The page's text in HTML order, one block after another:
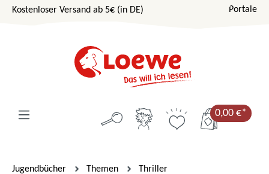
Zum Hauptinhalt springen
Kostenloser Versand ab 5€ (in DE) Portale
0,00 €*
Jugendbücher Themen Thriller